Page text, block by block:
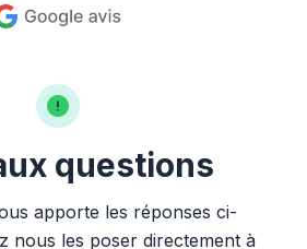
questions
apporte les réponses ci-
nous les poser directement à